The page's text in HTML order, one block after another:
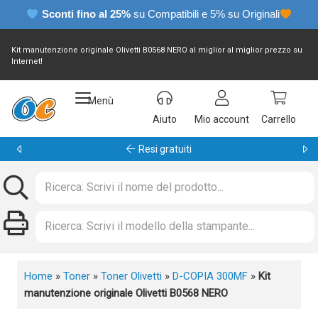
Sconti fino al 25% su Compatibili e 5% su Originali
Kit manutenzione originale Olivetti B0568 NERO al miglior al miglior prezzo su
Internet!
Menù
Aiuto
Mio account Carrello
Resi gratuiti
Home » Toner » Toner Olivetti » D-COPIA 300MF » Kit
manutenzione originale Olivetti B0568 NERO